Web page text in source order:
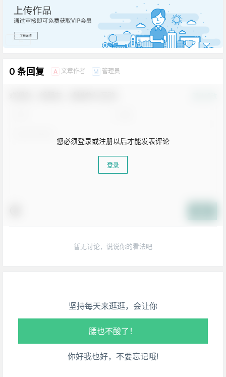
广告
0 条回复 A 文章作者 M 管理员
您必须登录或注册以后才能发表评论
登录
暂无讨论，说说你的看法吧
坚持每天来逛逛，会让你
腿也不痛了！
腰也不酸了！
工作也轻松了！
你好我也好，不要忘记哦!